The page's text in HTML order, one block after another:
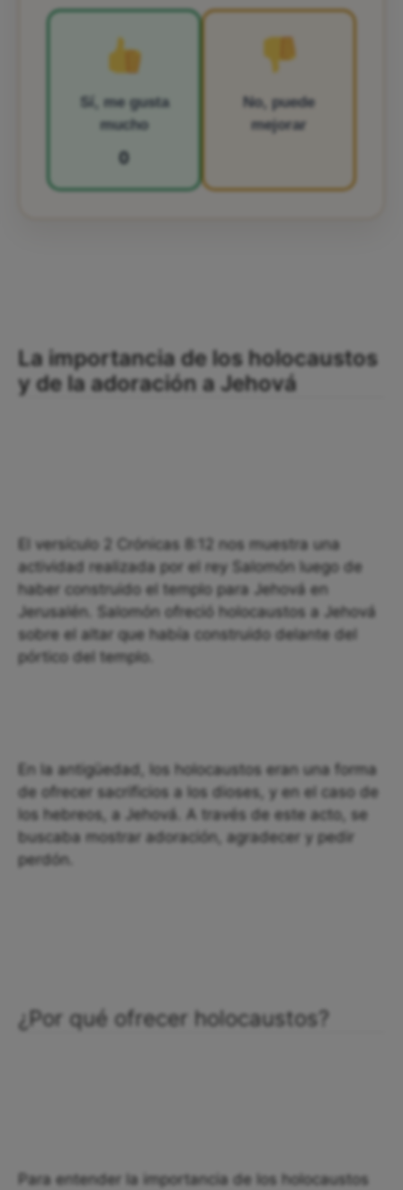
Sí, me gusta
mucho
0
No, puede
mejorar
La importancia de los holocaustos
y de la adoración a Jehová
El versículo 2 Crónicas 8:12 nos muestra una
actividad realizada por el rey Salomón luego de
haber construido el templo para Jehová en
Jerusalén. Salomón ofreció holocaustos a Jehová
sobre el altar que había construido delante del
pórtico del templo.
En la antigüedad, los holocaustos eran una forma
de ofrecer sacrificios a los dioses, y en el caso de
los hebreos, a Jehová. A través de este acto, se
buscaba mostrar adoración, agradecer y pedir
perdón.
¿Por qué ofrecer holocaustos?
Para entender la importancia de los holocaustos